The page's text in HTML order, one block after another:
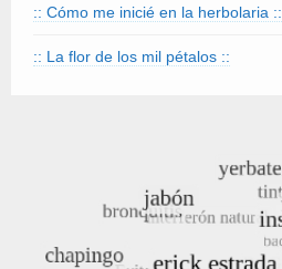
:: Cómo me inicié en la herbolaria ::
:: La flor de los mil pétalos ::